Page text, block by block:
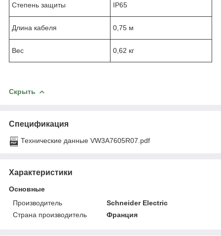
Степень защиты IP65
Длина кабеля 0,75 м
Вес 0,62 кг
Скрыть
Спецификация
Технические данные VW3A7605R07.pdf
Характеристики
Основные
Производитель
Schneider Electric
Страна производитель
Франция